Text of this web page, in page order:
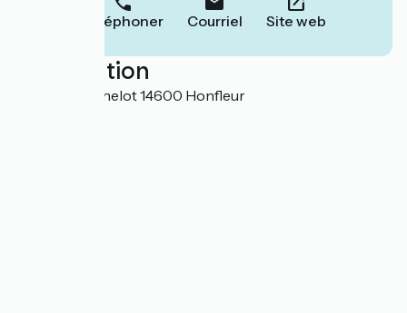
Téléphoner Courriel Site web
Localisation
10 place Berthelot 14600 Honfleur